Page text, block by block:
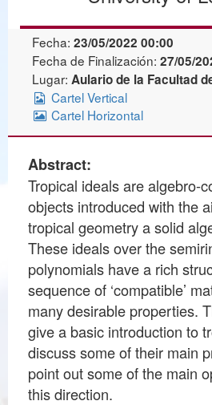
Fecha: 23/05/2022 00:00
Fecha de Finalización: 27/05/
Lugar: Aulario de la Facultad
Cartel Vertical
Cartel Horizontal
Abstract:
Tropical ideals are algebro-
objects introduced with the
tropical geometry a solid
These ideals over the
polynomials have a rich
sequence of ‘compatible’
many desirable properties.
give a basic introduction to
discuss some of their main
point out some of the main
this direction.